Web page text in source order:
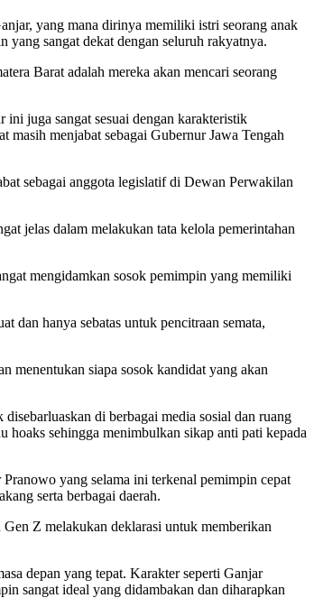
yang mana dirinya memiliki istri seorang anak
sangat dekat dengan seluruh rakyatnya.
Barat adalah mereka akan mencari seorang
juga sangat sesuai dengan karakteristik
masih menjabat sebagai Gubernur Jawa Tengah
sebagai anggota legislatif di Dewan Perwakilan
jelas dalam melakukan tata kelola pemerintahan
mengidamkan sosok pemimpin yang memiliki
dan hanya sebatas untuk pencitraan semata,
menentukan siapa sosok kandidat yang akan
di berbagai media sosial dan ruang
hoaks sehingga menimbulkan sikap anti pati kepada
yang selama ini terkenal pemimpin cepat
serta berbagai daerah.
Z melakukan deklarasi untuk memberikan
depan yang tepat. Karakter seperti Ganjar
sangat ideal yang didambakan dan diharapkan